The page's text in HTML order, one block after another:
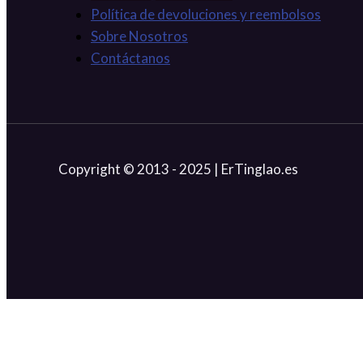
Política de devoluciones y reembolsos
Sobre Nosotros
Contáctanos
Copyright © 2013 - 2025 | ErTinglao.es